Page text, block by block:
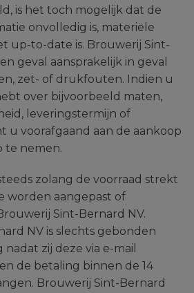
is het toch mogelijk dat de
onvolledig is, materiële
up-to-date is. Brouwerij Sint-
geval aansprakelijk in geval
zet- of drukfouten. Indien u
over bijvoorbeeld maten,
leveringstermijn of
u voorafgaand aan de aankoop
te nemen.
zolang de voorraad strekt
worden aangepast of
Sint-Bernard NV.
NV is slechts gebonden
zij deze via e-mail
de betaling binnen de 14
Brouwerij Sint-Bernard